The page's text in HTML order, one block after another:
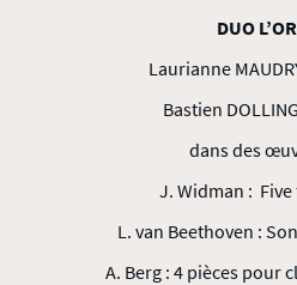
DUO
Laurianne
Bastien
dans des
J. Widman :
L. van Beethoven :
A. Berg : 4 pièces pour